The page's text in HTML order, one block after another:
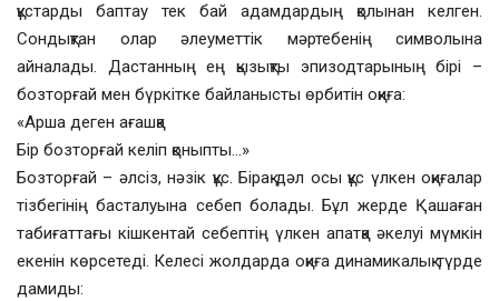
құстарды баптау тек бай адамдардың қолынан келген.
Сондықтан олар әлеуметтік мәртебенің символына
айналады. Дастанның ең қызықты эпизодтарының бірі –
бозторғай мен бүркітке байланысты өрбитін оқиға:
«Арша деген ағашқа
Бір бозторғай келіп қоныпты…»
Бозторғай – әлсіз, нәзік құс. Бірақ дәл осы құс үлкен оқиғалар
тізбегінің басталуына себеп болады. Бұл жерде Қашаған
табиғаттағы кішкентай себептің үлкен апатқа әкелуі мүмкін
екенін көрсетеді. Келесі жолдарда оқиға динамикалық түрде
дамиды: